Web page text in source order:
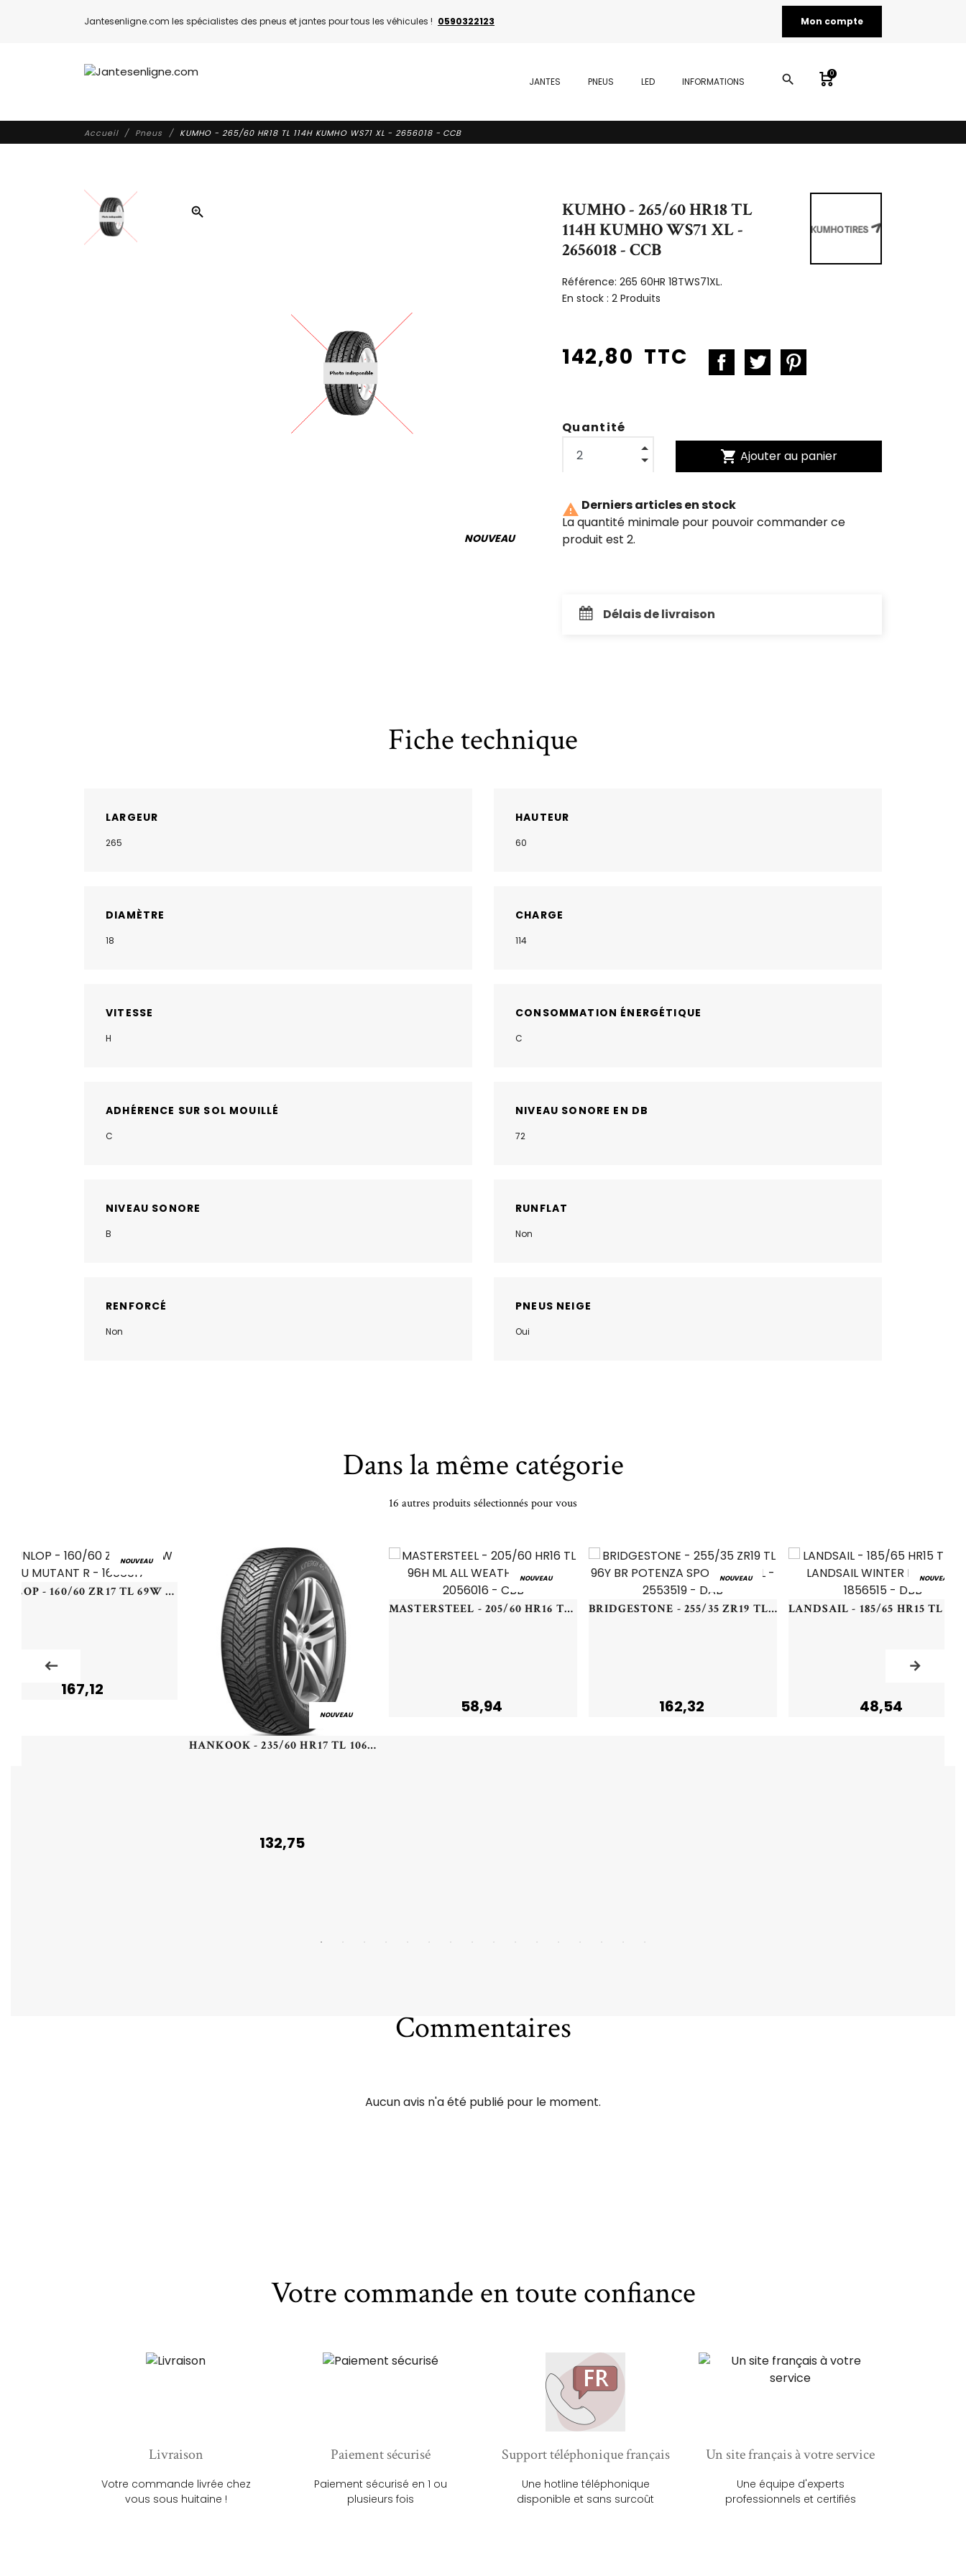
Jantesenligne.com les spécialistes des pneus et jantes pour tous les véhicules ! 0590322123 Mon compte
JANTES PNEUS LED INFORMATIONS search 0
Accueil Pneus KUMHO - 265/60 HR18 TL 114H KUMHO WS71 XL - 2656018 - CCB
zoom_in
NOUVEAU
KUMHO - 265/60 HR18 TL
114H KUMHO WS71 XL -
2656018 - CCB
Référence: 265 60HR 18TWS71XL.
En stock : 2 Produits
142,80 TTC
Quantité
shopping_cart Ajouter au panier
 Derniers articles en stock
La quantité minimale pour pouvoir commander ce
produit est 2.
Délais de livraison
Fiche technique
LARGEUR
265
HAUTEUR
60
DIAMÈTRE
18
CHARGE
114
VITESSE
H
CONSOMMATION ÉNERGÉTIQUE
C
ADHÉRENCE SUR SOL MOUILLÉ
C
NIVEAU SONORE EN DB
72
NIVEAU SONORE
B
RUNFLAT
Non
RENFORCÉ
Non
PNEUS NEIGE
Oui
Dans la même catégorie
16 autres produits sélectionnés pour vous
NOUVEAU
DUNLOP - 160/60 ZR17 TL 69W DU MUTANT R - 1606017 -
167,12
NOUVEAU
HANKOOK - 235/60 HR17 TL 106H HA H750A KINERGY 4S2 X XL - 2356017 - CBB
132,75
NOUVEAU
MASTERSTEEL - 205/60 HR16 TL 96H ML ALL WEATHER 2 XL - 2056016 - CBB
58,94
NOUVEAU
BRIDGESTONE - 255/35 ZR19 TL 96Y BR POTENZA SPORT EVO XL - 2553519 - DAB
162,32
NOUVEAU
48,54
Commentaires
Aucun avis n'a été publié pour le moment.
Votre commande en toute confiance
Livraison
Votre commande livrée chez
vous sous huitaine !
Paiement sécurisé
Paiement sécurisé en 1 ou
plusieurs fois
Support téléphonique français
Une hotline téléphonique
disponible et sans surcoût
Un site français à votre service
Une équipe d'experts
professionnels et certifiés